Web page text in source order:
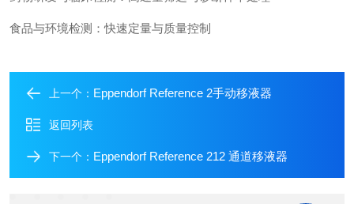
食品与环境检测：快速定量与质量控制
上一个： Eppendorf Reference 2手动移液器
返回列表
下一个： Eppendorf Reference 212 通道移液器